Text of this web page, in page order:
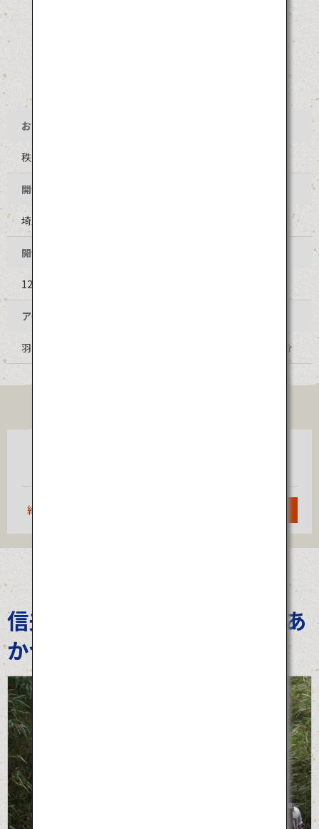
お祭り名
秩父夜祭
開催地
埼玉県秩父市
開催時期
12月2日・3日（毎年同日程）
アクセス
羽田空港からモノレール、JR、西武池袋線乗継 約2時間45分
約1時間10分
信夫三山暁（しのぶさんざんあ
かつき）まいり